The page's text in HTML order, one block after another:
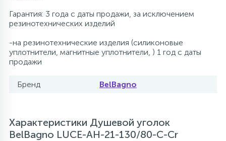
Гарантия: 3 года с даты продажи, за исключением
резинотехнических изделий
-на резинотехнические изделия (силиконовые
уплотнители, магнитные уплотнители, ) 1 год с даты
продажи
Бренд BelBagno
Характеристики Душевой уголок
BelBagno LUCE-AH-21-130/80-C-Cr